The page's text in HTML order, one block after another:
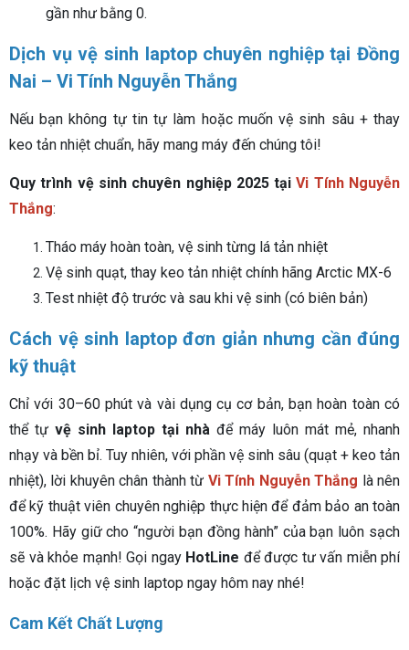
gần như bằng 0.
Dịch vụ vệ sinh laptop chuyên nghiệp tại Đồng
Nai – Vi Tính Nguyễn Thắng
Nếu bạn không tự tin tự làm hoặc muốn vệ sinh sâu + thay
keo tản nhiệt chuẩn, hãy mang máy đến chúng tôi!
Quy trình vệ sinh chuyên nghiệp 2025 tạiVi Tính Nguyễn
Thắng:
Tháo máy hoàn toàn, vệ sinh từng lá tản nhiệt
Vệ sinh quạt, thay keo tản nhiệt chính hãng Arctic MX-6
Test nhiệt độ trước và sau khi vệ sinh (có biên bản)
Cách vệ sinh laptop đơn giản nhưng cần đúng
kỹ thuật
Chỉ với 30–60 phút và vài dụng cụ cơ bản, bạn hoàn toàn có
thể tự vệ sinh laptop tại nhà để máy luôn mát mẻ, nhanh
nhạy và bền bỉ. Tuy nhiên, với phần vệ sinh sâu (quạt + keo tản
nhiệt), lời khuyên chân thành từ Vi Tính Nguyễn Thắng là nên
để kỹ thuật viên chuyên nghiệp thực hiện để đảm bảo an toàn
100%. Hãy giữ cho “người bạn đồng hành” của bạn luôn sạch
sẽ và khỏe mạnh! Gọi ngay HotLine để được tư vấn miễn phí
hoặc đặt lịch vệ sinh laptop ngay hôm nay nhé!
Cam Kết Chất Lượng